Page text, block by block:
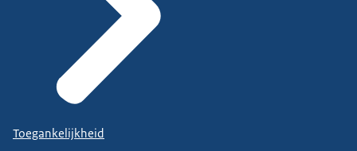
Toegankelijkheid